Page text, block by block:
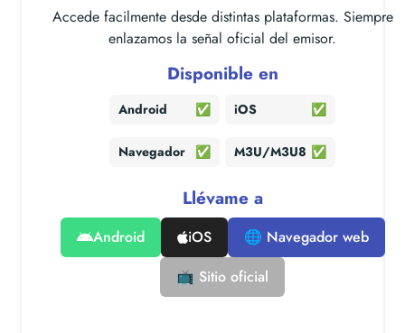
Accede facilmente desde distintas plataformas. Siempre
enlazamos la señal oficial del emisor.
Disponible en
Android ✅ iOS ✅
Navegador ✅ M3U/M3U8 ✅
Llévame a
Android iOS
🌐 Navegador web
📺 Sitio oficial